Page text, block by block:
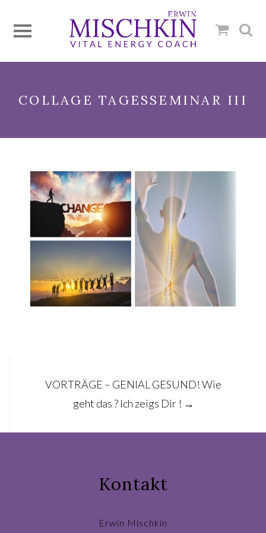
COLLAGE TAGESSEMINAR III
navigation
VORTRÄGE – GENIAL GESUND! Wie
geht das ? Ich zeigs Dir ! →
Kontakt
Erwin Mischkin